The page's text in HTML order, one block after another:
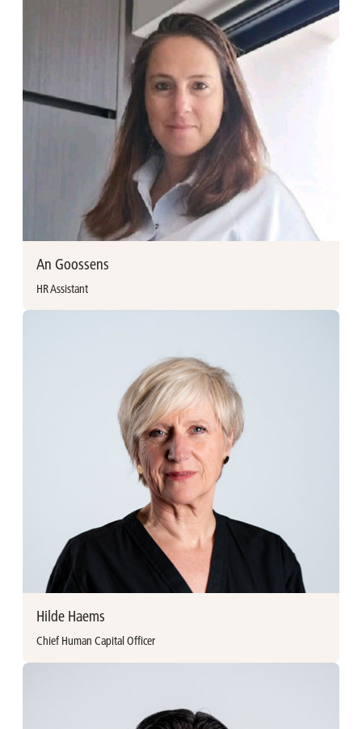
Michaëla Goelen vervoegde Ackermans & van Haaren in
2011 als onthaalbediende en algemeen secretariaat. Zij
evolueerde sindsdien naar Office Manager /
Preventieadviseur en sinds 2023 ook verantwoordelijke
voor het wagenparkbeheer. Michaëla werkte voordien als
onthaalbediende bij Alcatel en later STMicroelectronics.
Michaëla Goelen
michaela@avh.be
+32 (0)3 897 92 20
An Goossens
HR Assistant
An Goossens trad in 2026 in dienst bij Ackermans & van
Haaren als HR-assistent. Na het secundair onderwijs begon
ze aan studies Psychologie. Ann ondersteunt inmiddels al
meer dan 25 jaar verschillende bedrijven op het gebied van
HR en personeelsadministratie.
Hilde Haems
Chief Human Capital Officer